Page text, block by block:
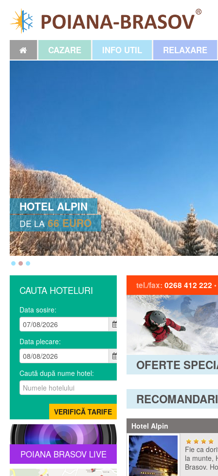
CAZARE INFO UTIL RELAXARE
HOTEL ALPIN
DE LA 66 EURO
CAUTA HOTELURI
Data sosire:
Data plecare:
Caută după nume hotel:
POIANA BRASOV LIVE
tel./fax: 0268 412 222 •
OFERTE
RECOMANDARI
Hotel Alpin
Fie ca
la munte,
Brasov.